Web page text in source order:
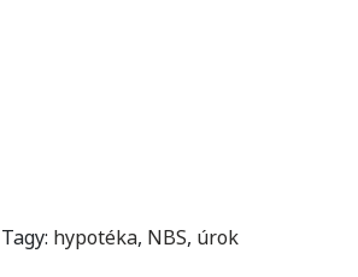
Tagy: hypotéka, NBS, úrok